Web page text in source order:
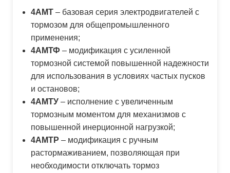
4АМТ – базовая серия электродвигателей с
тормозом для общепромышленного
применения;
4АМТФ – модификация с усиленной
тормозной системой повышенной надежности
для использования в условиях частых пусков
и остановов;
4АМТУ – исполнение с увеличенным
тормозным моментом для механизмов с
повышенной инерционной нагрузкой;
4АМТР – модификация с ручным
растормаживанием, позволяющая при
необходимости отключать тормоз